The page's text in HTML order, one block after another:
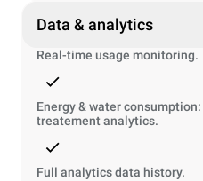
Data & analytics
Real-time usage monitoring.
Energy & water
treatement analytics.
Full analytics data history.